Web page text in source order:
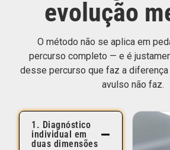
evolução
O método não se aplica em
percurso completo — e é
desse percurso que faz a
avulso não faz.
1. Diagnóstico
individual em
duas dimensões